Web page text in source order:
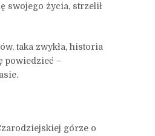
swojego życia, strzelił
taka zwykła, historia
powiedzieć –
górze o